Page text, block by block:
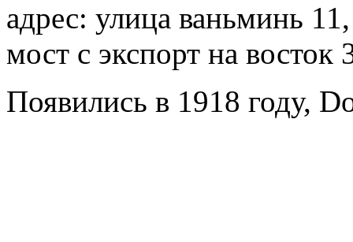
адрес: улица ваньминь
мост с экспорт на восток
Появились в 1918 году,